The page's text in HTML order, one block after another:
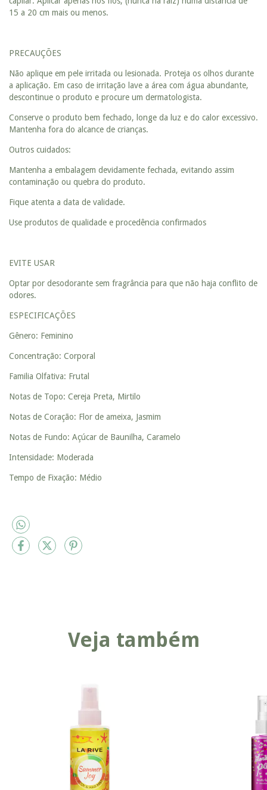
15 a 20 cm mais ou menos.
PRECAUÇÕES
Não aplique em pele irritada ou lesionada. Proteja os olhos durante
a aplicação. Em caso de irritação lave a área com água abundante,
descontinue o produto e procure um dermatologista.
Conserve o produto bem fechado, longe da luz e do calor excessivo.
Mantenha fora do alcance de crianças.
Outros cuidados:
Mantenha a embalagem devidamente fechada, evitando assim
contaminação ou quebra do produto.
Fique atenta a data de validade.
Use produtos de qualidade e procedência confirmados
EVITE USAR
Optar por desodorante sem fragrância para que não haja conflito de
odores.
ESPECIFICAÇÕES
Gênero: Feminino
Concentração: Corporal
Familia Olfativa: Frutal
Notas de Topo: Cereja Preta, Mirtilo
Notas de Coração: Flor de ameixa, Jasmim
Notas de Fundo: Açúcar de Baunilha, Caramelo
Intensidade: Moderada
Tempo de Fixação: Médio
Veja também